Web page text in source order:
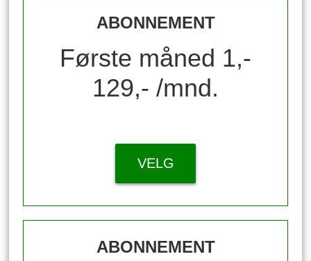
ABONNEMENT
Første måned 1,-
129,- /mnd.
VELG
ABONNEMENT